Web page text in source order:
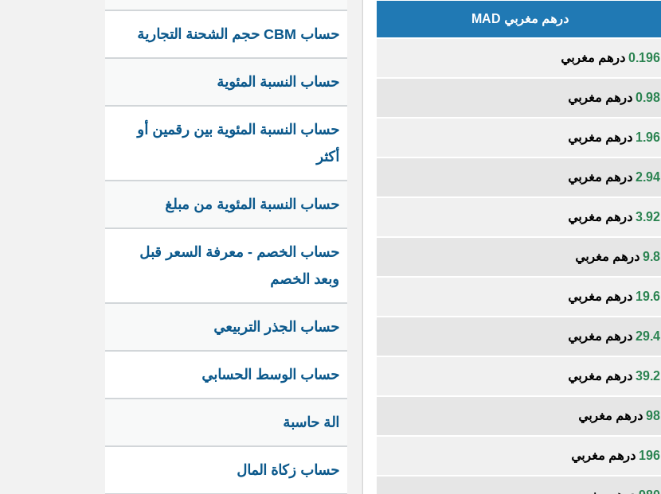
درهم مغربي MAD
0.196 درهم مغربي
0.98 درهم مغربي
1.96 درهم مغربي
2.94 درهم مغربي
3.92 درهم مغربي
9.8 درهم مغربي
19.6 درهم مغربي
29.4 درهم مغربي
39.2 درهم مغربي
98 درهم مغربي
196 درهم مغربي
حساب CBM حجم الشحنة التجارية
حساب النسبة المئوية
حساب النسبة المئوية بين رقمين أو
أكثر
حساب النسبة المئوية من مبلغ
حساب الخصم - معرفة السعر قبل
وبعد الخصم
حساب الجذر التربيعي
حساب الوسط الحسابي
الة حاسبة
حساب زكاة المال